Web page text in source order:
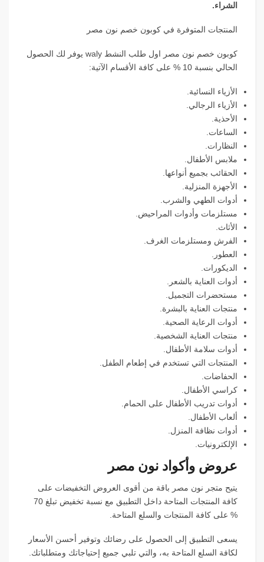
الشراء.
المنتجات المتوفرة في كوبون خصم نون مصر
كوبون خصم نون مصر اول طلب النشط waly يوفر لك الحصول
الحالي بنسبة 10 % على كافة الأقسام الآتية:
الأزياء النسائية.
الأزياء الرجالي.
الأحذية.
الساعات.
النظارات.
ملابس الأطفال.
الحقائب بجميع أنواعها.
الأجهزة المنزلية.
أدوات الطهي والشرب.
مستلزمات وأدوات المراحيض.
الأثاث.
الفرش ومستلزمات الغرف.
العطور.
الديكورات.
أدوات العناية بالشعر.
مستحضرات التجميل.
منتجات العناية بالبشرة.
أدوات الرعاية الصحية.
منتجات العناية الشخصية.
أدوات سلامة الأطفال.
المنتجات التي تستخدم في إطعام الطفل.
الحفاضات.
كراسي الأطفال.
أدوات تدريب الأطفال على الحمام.
ألعاب الأطفال.
أدوات نظافة المنزل.
الإلكترونيات.
عروض وأكواد نون مصر
يتيح متجر نون مصر باقة من أقوى العروض التخفيضات على
كافة المنتجات المتاحة داخل التطبيق مع نسبة تخفيض تبلغ 70
% على كافة المنتجات والسلع المتاحة.
يسعى التطبيق إلى الحصول على رضائك وتوفير أحسن الأسعار
لكافة السلع المتاحة به، والتي تلبي جميع إحتياجاتك ومتطلباتك.